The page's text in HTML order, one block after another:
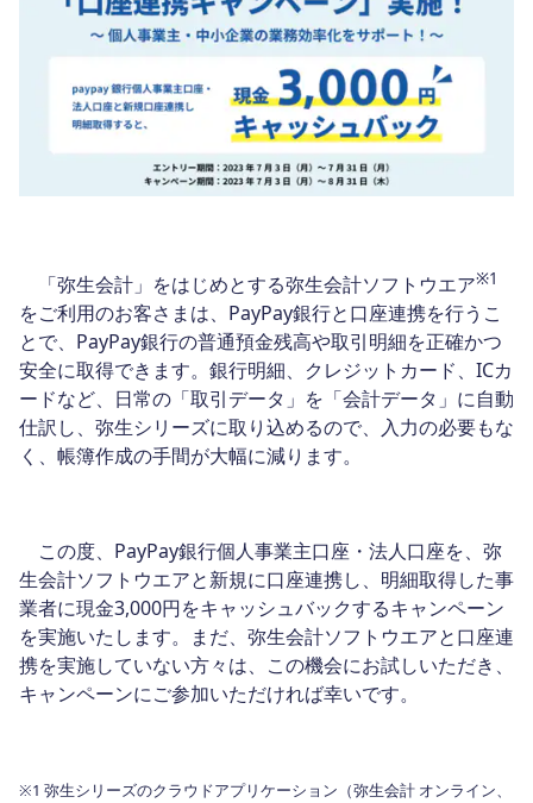
「弥生会計」をはじめとする弥生会計ソフトウエア※1
をご利用のお客さまは、PayPay銀行と口座連携を行うこ
とで、PayPay銀行の普通預金残高や取引明細を正確かつ
安全に取得できます。銀行明細、クレジットカード、ICカ
ードなど、日常の「取引データ」を「会計データ」に自動
仕訳し、弥生シリーズに取り込めるので、入力の必要もな
く、帳簿作成の手間が大幅に減ります。
この度、PayPay銀行個人事業主口座・法人口座を、弥
生会計ソフトウエアと新規に口座連携し、明細取得した事
業者に現金3,000円をキャッシュバックするキャンペーン
を実施いたします。まだ、弥生会計ソフトウエアと口座連
携を実施していない方々は、この機会にお試しいただき、
キャンペーンにご参加いただければ幸いです。
※1 弥生シリーズのクラウドアプリケーション（弥生会計 オンライン、